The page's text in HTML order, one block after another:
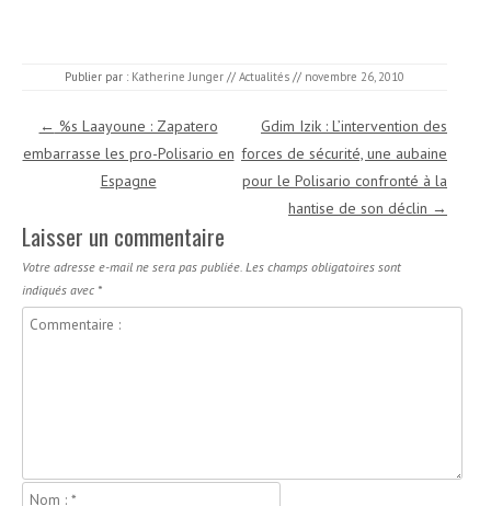
Publier par : Katherine Junger // Actualités // novembre 26, 2010
Navigation des articles
← %s Laayoune : Zapatero
embarrasse les pro-Polisario en
Espagne
Gdim Izik : L’intervention des
forces de sécurité, une aubaine
pour le Polisario confronté à la
hantise de son déclin →
Laisser un commentaire
Votre adresse e-mail ne sera pas publiée. Les champs obligatoires sont
indiqués avec *